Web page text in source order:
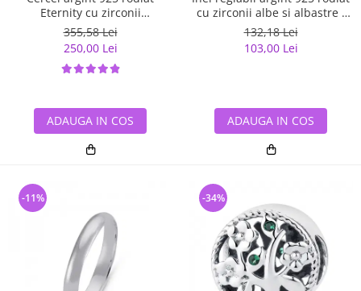
Eternity cu zirconii
multicolore ETU0036
355,58 Lei
250,00 Lei
ADAUGA IN COS
cu zirconii albe si albastre -
Be Elegant ITU0109
132,18 Lei
103,00 Lei
ADAUGA IN COS
-11% -34%